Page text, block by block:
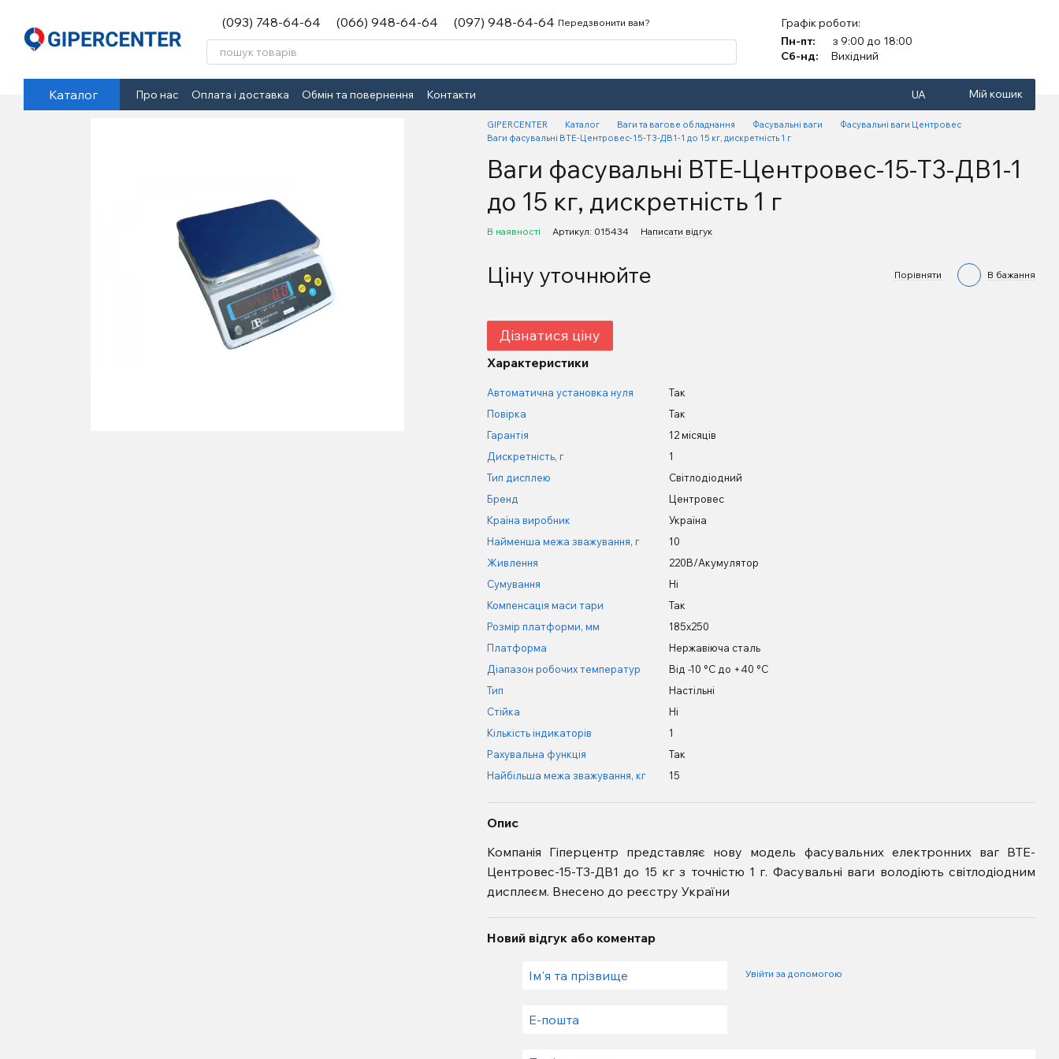
(093) 748-64-64 (066) 948-64-64 (097) 948-64-64 Передзвонити вам?
Графік роботи:
Пн-пт:
з 9:00 до 18:00
Сб-нд:
Вихідний
Каталог Про нас Оплата і доставка Обмін та повернення Контакти UA Мій кошик
GIPERCENTER Каталог Ваги та вагове обладнання Фасувальні ваги
Фасувальні ваги Центровес
Ваги фасувальні ВТЕ-Центровес-15-Т3-ДВ1-1 до 15 кг, дискретність 1 г
Ваги фасувальні ВТЕ-Центровес-15-Т3-ДВ1-1
до 15 кг, дискретність 1 г
В наявності Артикул: 015434 Написати відгук
Ціну уточнюйте Порівняти В бажання
Дізнатися ціну
Характеристики
Автоматична установка нуля
Так
Повірка
Так
Гарантія
12 місяців
Дискретність, г
1
Тип дисплею
Світлодіодний
Бренд
Центровес
Країна виробник
Україна
Найменша межа зважування, г
10
Живлення
220В/Акумулятор
Сумування
Ні
Компенсація маси тари
Так
Розмір платформи, мм
185х250
Платформа
Нержавіюча сталь
Діапазон робочих температур
Від -10 °C до +40 °C
Тип
Настільні
Стійка
Ні
Кількість індикаторів
1
Рахувальна функція
Так
Найбільша межа зважування, кг
15
Опис
Компанія Гіперцентр представляє нову модель фасувальних електронних ваг ВТЕ-
Центровес-15-Т3-ДВ1 до 15 кг з точністю 1 г. Фасувальні ваги володіють світлодіодним
дисплеєм. Внесено до реєстру України
Новий відгук або коментар
Увійти за допомогою